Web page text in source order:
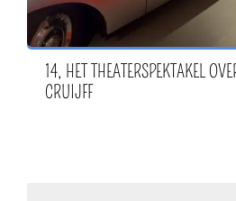
14, HET THEATERSPEKTAKEL
CRUIJFF